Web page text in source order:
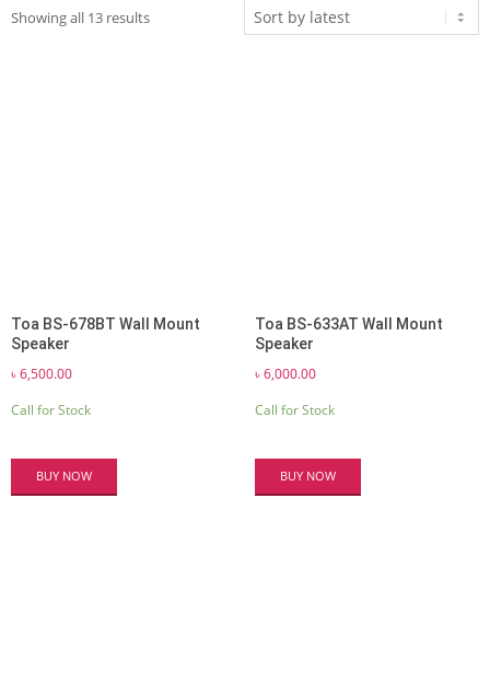
Showing all 13 resultsSorted
Toa BS-678BT Wall Mount
Speaker
৳6,500.00
Call for Stock
BUY NOW
Toa BS-633AT Wall Mount
Speaker
৳6,000.00
Call for Stock
BUY NOW